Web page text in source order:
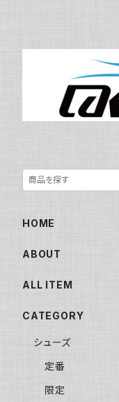
HOME
ABOUT
ALL ITEM
CATEGORY
シューズ
定番
限定